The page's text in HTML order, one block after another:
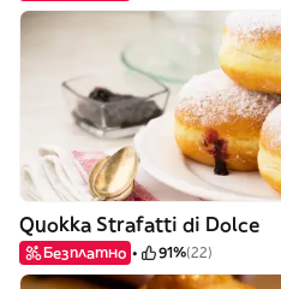
Quokka Strafatti di Dolce
Безплатно 91%(22)